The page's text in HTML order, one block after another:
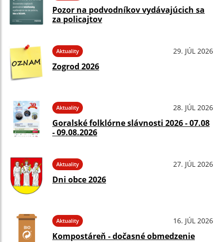
Pozor na podvodníkov vydávajúcich sa
za policajtov
Aktuality 29. JÚL 2026
Zogrod 2026
Aktuality 28. JÚL 2026
Goralské folklórne slávnosti 2026 - 07.08
- 09.08.2026
Aktuality 27. JÚL 2026
Dni obce 2026
Aktuality 16. JÚL 2026
Kompostáreň - dočasné obmedzenie